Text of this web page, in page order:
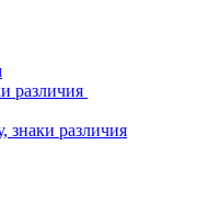
различия
знаки различия